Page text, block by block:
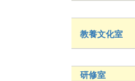
教養文化室
研修室